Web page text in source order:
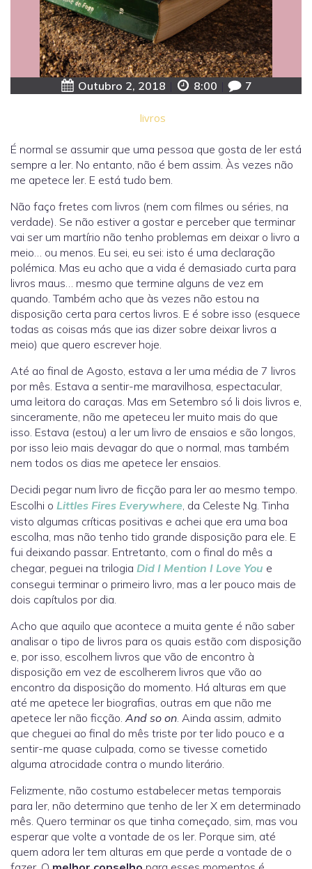
Outubro 2, 2018 8:00 7
livros
É normal se assumir que uma pessoa que gosta de ler está
sempre a ler. No entanto, não é bem assim. Às vezes não
me apetece ler. E está tudo bem.
Não faço fretes com livros (nem com filmes ou séries, na
verdade). Se não estiver a gostar e perceber que terminar
vai ser um martírio não tenho problemas em deixar o livro a
meio… ou menos. Eu sei, eu sei: isto é uma declaração
polémica. Mas eu acho que a vida é demasiado curta para
livros maus… mesmo que termine alguns de vez em
quando. Também acho que às vezes não estou na
disposição certa para certos livros. E é sobre isso (esquece
todas as coisas más que ias dizer sobre deixar livros a
meio) que quero escrever hoje.
Até ao final de Agosto, estava a ler uma média de 7 livros
por mês. Estava a sentir-me maravilhosa, espectacular,
uma leitora do caraças. Mas em Setembro só li dois livros e,
sinceramente, não me apeteceu ler muito mais do que
isso. Estava (estou) a ler um livro de ensaios e são longos,
por isso leio mais devagar do que o normal, mas também
nem todos os dias me apetece ler ensaios.
Decidi pegar num livro de ficção para ler ao mesmo tempo.
Escolhi o Littles Fires Everywhere, da Celeste Ng. Tinha
visto algumas críticas positivas e achei que era uma boa
escolha, mas não tenho tido grande disposição para ele. E
fui deixando passar. Entretanto, com o final do mês a
chegar, peguei na trilogia Did I Mention I Love You e
consegui terminar o primeiro livro, mas a ler pouco mais de
dois capítulos por dia.
Acho que aquilo que acontece a muita gente é não saber
analisar o tipo de livros para os quais estão com disposição
e, por isso, escolhem livros que vão de encontro à
disposição em vez de escolherem livros que vão ao
encontro da disposição do momento. Há alturas em que
até me apetece ler biografias, outras em que não me
apetece ler não ficção. And so on. Ainda assim, admito
que cheguei ao final do mês triste por ter lido pouco e a
sentir-me quase culpada, como se tivesse cometido
alguma atrocidade contra o mundo literário.
Felizmente, não costumo estabelecer metas temporais
para ler, não determino que tenho de ler X em determinado
mês. Quero terminar os que tinha começado, sim, mas vou
esperar que volte a vontade de os ler. Porque sim, até
quem adora ler tem alturas em que perde a vontade de o